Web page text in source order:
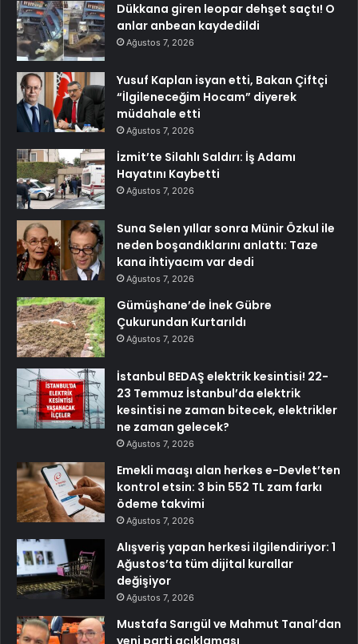
Dükkana giren leopar dehşet saçtı! O
anlar anbean kaydedildi
Ağustos 7, 2026
Yusuf Kaplan isyan etti, Bakan Çiftçi
“İlgileneceğim Hocam” diyerek
müdahale etti
Ağustos 7, 2026
İzmit’te Silahlı Saldırı: İş Adamı
Hayatını Kaybetti
Ağustos 7, 2026
Suna Selen yıllar sonra Münir Özkul ile
neden boşandıklarını anlattı: Taze
kana ihtiyacım var dedi
Ağustos 7, 2026
Gümüşhane’de İnek Gübre
Çukurundan Kurtarıldı
Ağustos 7, 2026
İstanbul BEDAŞ elektrik kesintisi! 22-
23 Temmuz İstanbul’da elektrik
kesintisi ne zaman bitecek, elektrikler
ne zaman gelecek?
Ağustos 7, 2026
Emekli maaşı alan herkes e-Devlet’ten
kontrol etsin: 3 bin 552 TL zam farkı
ödeme takvimi
Ağustos 7, 2026
Alışveriş yapan herkesi ilgilendiriyor: 1
Ağustos’ta tüm dijital kurallar
değişiyor
Ağustos 7, 2026
Mustafa Sarıgül ve Mahmut Tanal’dan